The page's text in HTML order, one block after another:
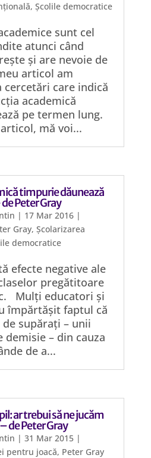
, Școlile democratice
sunt cel
atunci când
și are nevoie de
articol am
cercetări care indică
academică
pe termen lung.
mă voi...
timpurie dăunează
Peter Gray
| 17 Mar 2016|
Gray, Școlarizarea
democratice
efecte negative ale
pregătitoare
Mulți educatori și
împărtășit faptul că
supărați – unii
demisie – din cauza
de a...
ar trebui să ne jucăm
de Peter Gray
| 31 Mar 2015|
pentru joacă, Peter Gray